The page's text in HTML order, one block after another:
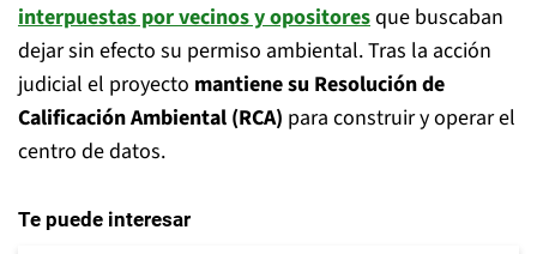
interpuestas por vecinos y opositoresque buscaban
dejar sin efecto su permiso ambiental. Tras la acción
judicial el proyecto mantiene su Resolución de
Calificación Ambiental (RCA) para construir y operar el
centro de datos.
Te puede interesar